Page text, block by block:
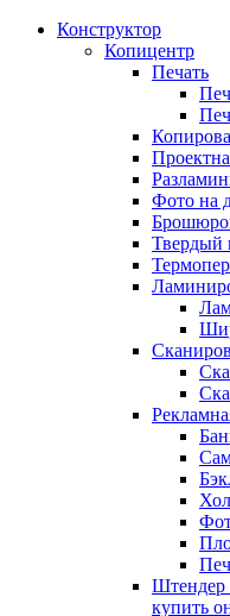
Конструктор
Копицентр
Печать
Фото на
Твердый
Штендер
купить